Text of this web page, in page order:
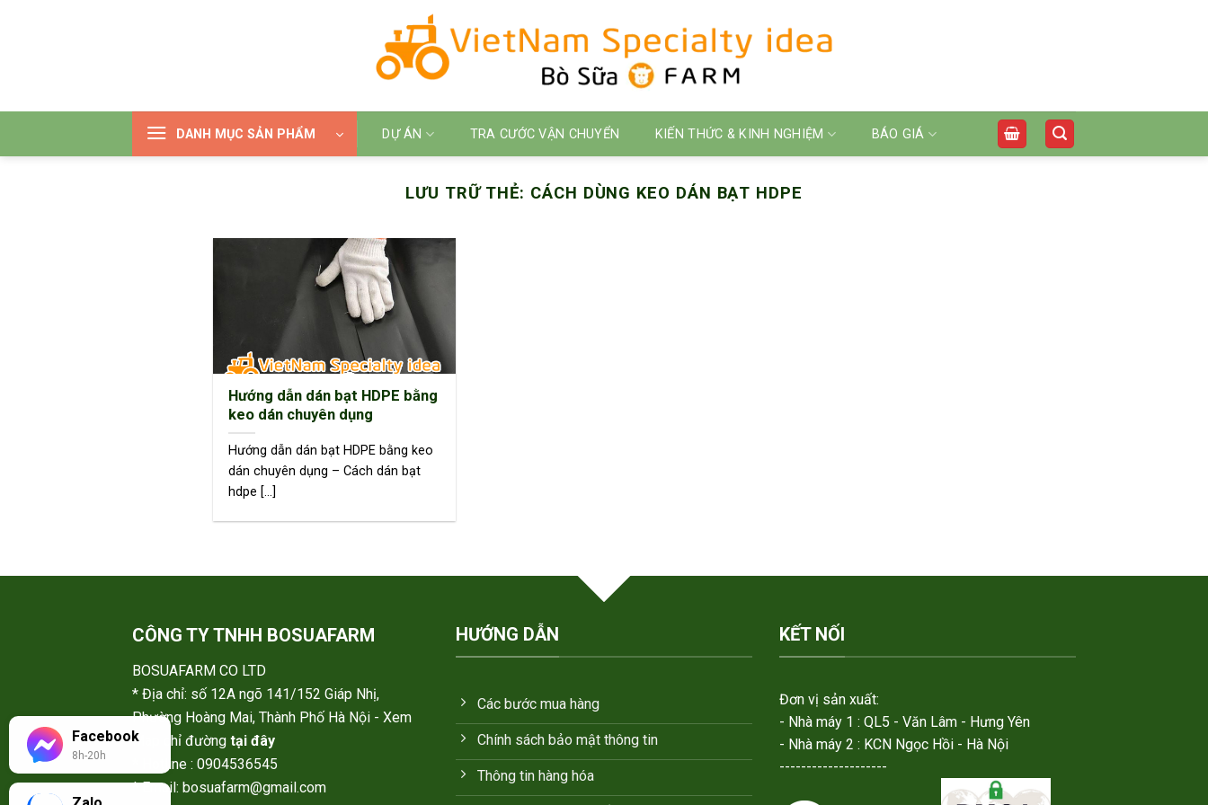
DANH MỤC SẢN PHẨM DỰ ÁN TRA CƯỚC VẬN CHUYỂN KIẾN THỨC & KINH NGHIỆM BÁO GIÁ
LƯU TRỮ THẺ: CÁCH DÙNG KEO DÁN BẠT HDPE
Hướng dẫn dán bạt HDPE bằng
keo dán chuyên dụng
Hướng dẫn dán bạt HDPE bằng keo
dán chuyên dụng – Cách dán bạt
hdpe [...]
CÔNG TY TNHH BOSUAFARM
BOSUAFARM CO LTD
* Địa chỉ: số 12A ngõ 141/152 Giáp Nhị,
Phường Hoàng Mai, Thành Phố Hà Nội - Xem
Map chỉ đường tại đây
* Hotline : 0904536545
* Email: bosuafarm@gmail.com
HƯỚNG DẪN
Các bước mua hàng
Chính sách bảo mật thông tin
Thông tin hàng hóa
KẾT NỐI
Đơn vị sản xuất:
- Nhà máy 1 : QL5 - Văn Lâm - Hưng Yên
- Nhà máy 2 : KCN Ngọc Hồi - Hà Nội
--------------------
Facebook
8h-20h